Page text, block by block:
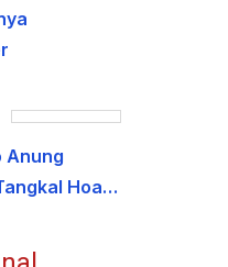
Anung
Hoa…